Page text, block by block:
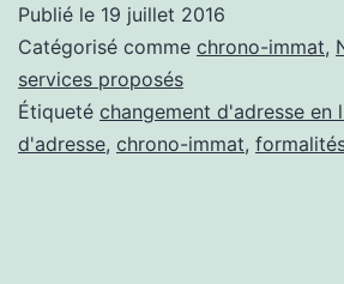
Publié le 19 juillet 2016
Catégorisé comme chrono-immat,
services proposés
Étiqueté changement d'adresse en
d'adresse, chrono-immat,